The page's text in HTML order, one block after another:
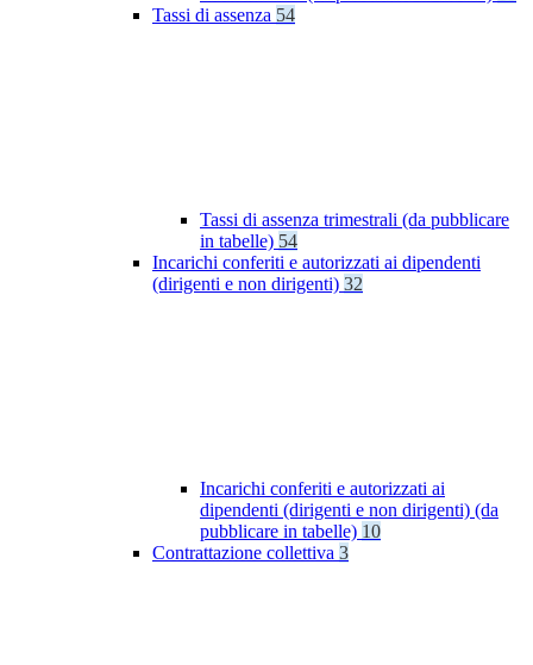
Tassi di assenza 54
Tassi di assenza trimestrali (da pubblicare
in tabelle) 54
Incarichi conferiti e autorizzati ai dipendenti
(dirigenti e non dirigenti) 32
Incarichi conferiti e autorizzati ai
dipendenti (dirigenti e non dirigenti) (da
pubblicare in tabelle) 10
Contrattazione collettiva 3